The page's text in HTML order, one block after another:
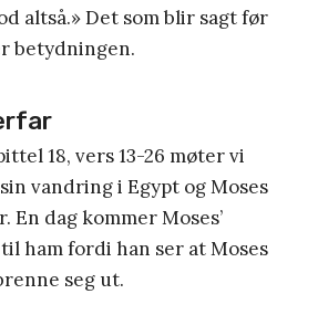
altså.» Det som blir sagt før
betydningen.
18, vers 13-26 møter vi
vandring i Egypt og Moses
En dag kommer Moses’
ham fordi han ser at Moses
seg ut.